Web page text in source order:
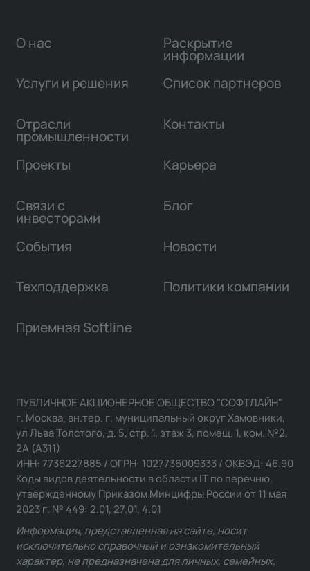
О нас
Услуги и решения
Отрасли
промышленности
Проекты
Связи с
инвесторами
Раскрытие
информации
Список партнеров
Контакты
Карьера
Блог
События Новости
Техподдержка Политики компании
Приемная Softline
ПУБЛИЧНОЕ АКЦИОНЕРНОЕ ОБЩЕСТВО "СОФТЛАЙН"
г. Москва, вн.тер. г. муниципальный округ Хамовники,
ул Льва Толстого, д. 5, стр. 1, этаж 3, помещ. 1, ком. №2,
2А (А311)
ИНН: 7736227885 / ОГРН: 1027736009333 / ОКВЭД: 46.90
Коды видов деятельности в области IT по перечню,
утвержденному Приказом Минцифры России от 11 мая
2023 г. № 449: 2.01, 27.01, 4.01
Информация, представленная на сайте, носит
исключительно справочный и ознакомительный
характер, не предназначена для личных, семейных,